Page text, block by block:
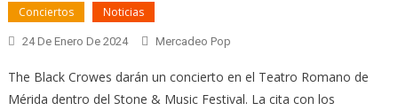
Conciertos Noticias
24 De Enero De 2024 Mercadeo Pop
The Black Crowes darán un concierto en el Teatro Romano de
Mérida dentro del Stone & Music Festival. La cita con los